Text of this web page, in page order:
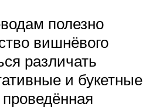
полезно
вишнёвого
различать
и букетные